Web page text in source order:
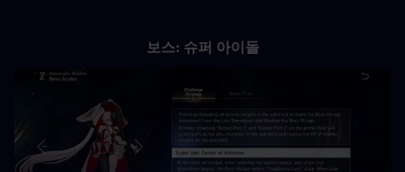
보스: 슈퍼 아이돌